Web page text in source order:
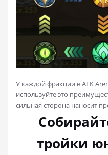
У каждой фракции в AFK
используйте это
сильная сторона наносит
тройки